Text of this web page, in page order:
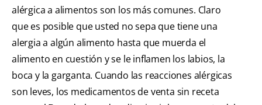
alérgica a alimentos son los más comunes. Claro
que es posible que usted no sepa que tiene una
alergia a algún alimento hasta que muerda el
alimento en cuestión y se le inflamen los labios, la
boca y la garganta. Cuando las reacciones alérgicas
son leves, los medicamentos de venta sin receta